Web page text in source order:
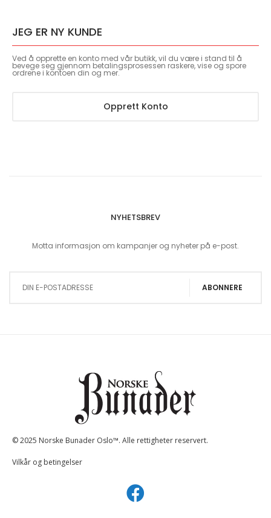
JEG ER NY KUNDE
Ved å opprette en konto med vår butikk, vil du være i stand til å
bevege seg gjennom betalingsprosessen raskere, vise og spore
ordrene i kontoen din og mer.
Opprett Konto
NYHETSBREV
Motta informasjon om kampanjer og nyheter på e-post.
ABONNERE
© 2025 Norske Bunader Oslo™. Alle rettigheter reservert.
Vilkår og betingelser